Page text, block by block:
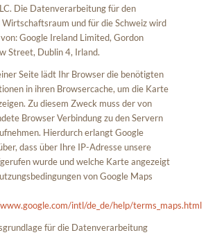
Die Datenverarbeitung für den
Wirtschaftsraum und für die Schweiz wird
Google Ireland Limited, Gordon
Street, Dublin 4, Irland.
Seite lädt Ihr Browser die benötigten
in ihren Browsercache, um die Karte
Zu diesem Zweck muss der von
Browser Verbindung zu den Servern
Hierdurch erlangt Google
dass über Ihre IP-Adresse unsere
wurde und welche Karte angezeigt
von Google Maps
intl/de_de/help/terms_maps.html
für die Datenverarbeitung